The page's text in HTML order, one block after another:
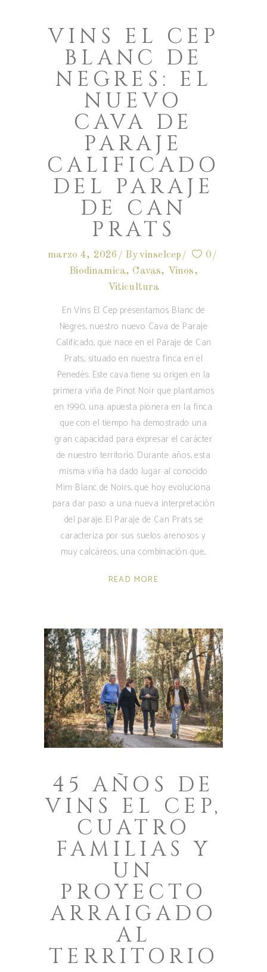
VINS EL CEP
BLANC DE
NEGRES: EL
NUEVO
CAVA DE
PARAJE
CALIFICADO
DEL PARAJE
DE CAN
PRATS
marzo 4, 2026 Byvinselcep
0
Biodinamica, Cavas, Vinos,
Viticultura
En Vins El Cep presentamos Blanc de
Negres, nuestro nuevo Cava de Paraje
Calificado, que nace en el Paraje de Can
Prats, situado en nuestra finca en el
Penedès. Este cava tiene su origen en la
primera viña de Pinot Noir que plantamos
en 1990, una apuesta pionera en la finca
que con el tiempo ha demostrado una
gran capacidad para expresar el carácter
de nuestro territorio. Durante años, esta
misma viña ha dado lugar al conocido
Mim Blanc de Noirs, que hoy evoluciona
para dar paso a una nueva interpretación
del paraje. El Paraje de Can Prats se
caracteriza por sus suelos arenosos y
muy calcáreos, una combinación que
READ MORE
45 AÑOS DE
VINS EL CEP,
CUATRO
FAMILIAS Y
UN
PROYECTO
ARRAIGADO
AL
TERRITORIO